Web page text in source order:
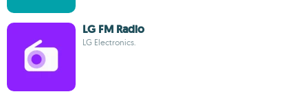
LG FM Radio
LG Electronics.